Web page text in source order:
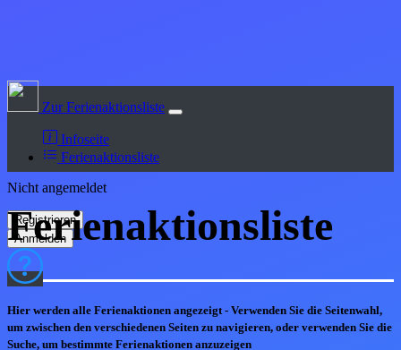
Zur Ferienaktionsliste
Infoseite
Ferienaktionsliste
Nicht angemeldet
Ferienaktionsliste
Hier werden alle Ferienaktionen angezeigt - Verwenden Sie die Seitenwahl,
um zwischen den verschiedenen Seiten zu navigieren, oder verwenden Sie die
Suche, um bestimmte Ferienaktionen anzuzeigen